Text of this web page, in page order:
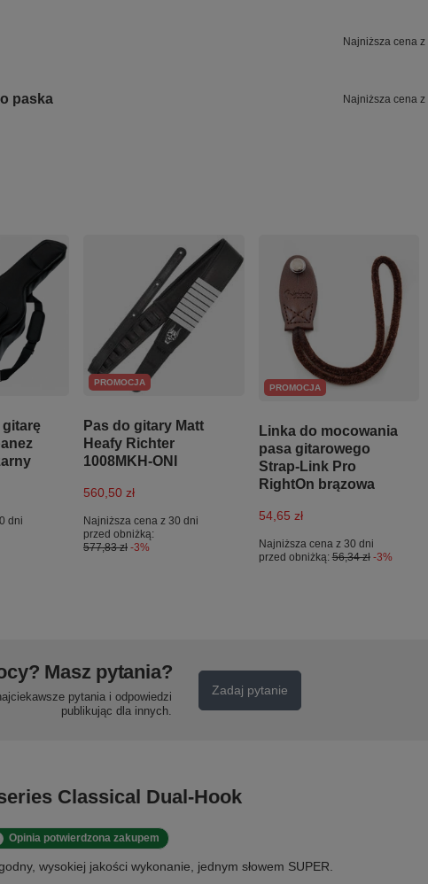
Najniższa cena
paska Najniższa cena
gitarę
dni
PROMOCJA
Pas do gitary Matt
Heafy Richter
1008MKH-ONI
560,50 zł
Najniższa cena z 30 dni
przed obniżką:
577,83 zł -3%
PROMOCJA
Linka do mocowania
pasa gitarowego
Strap-Link Pro
RightOn brązowa
54,65 zł
Najniższa cena z 30 dni
przed obniżką:56,34 zł -3%
Masz pytania?
pytania i odpowiedzi
publikując dla innych.
Zadaj pytanie
Classical Dual-Hook
Opinia potwierdzona zakupem
wysokiej jakości wykonanie, jednym słowem SUPER.